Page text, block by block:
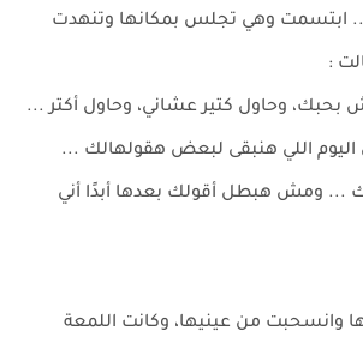
ابتسمت وهي تجلس بمكانها وتنهدت
:
وحاول كتير عشاني، وحاول أكتر ...
اللي هنبقى لبعض هقولهالك ...
... ومش هبطل أقولك بعدها أبدًا أني
وانسحبت من عينيها، وكانت اللمعة